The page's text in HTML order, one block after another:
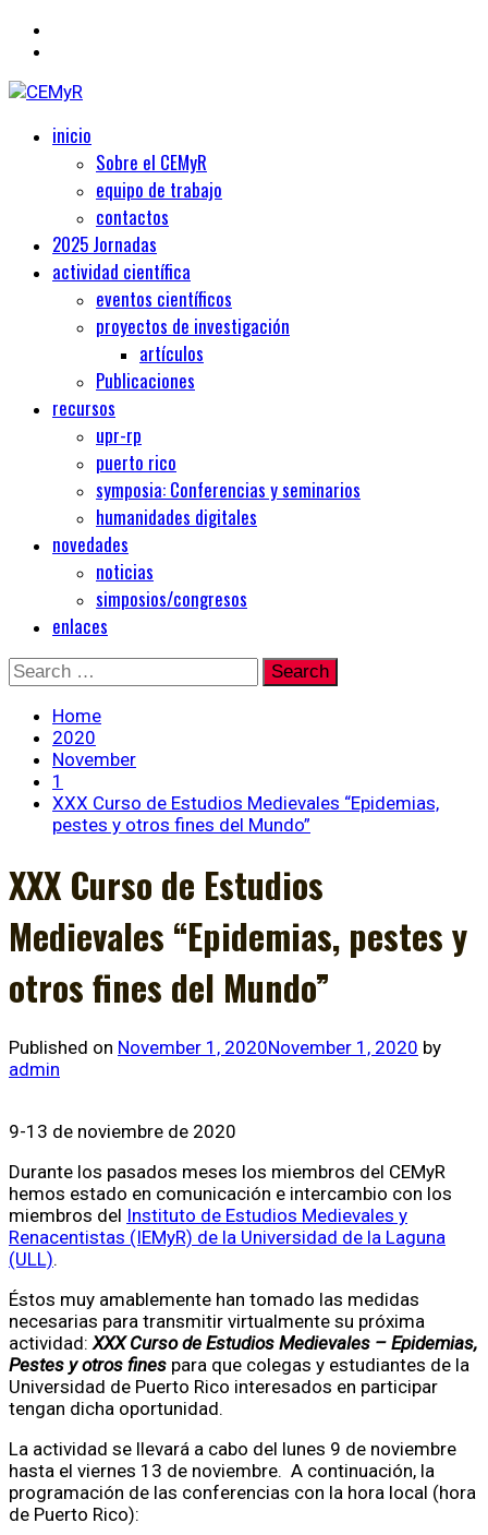
CEMyR
Centro de Estudios Medievales y Renacentistas
Primaryinicio
Sobre el CEMyR
equipo de trabajo
contactos
2025 Jornadas
actividad científica
eventos científicos
proyectos de investigación
artículos
Publicaciones
recursos
upr-rp
puerto rico
symposia: Conferencias y seminarios
humanidades digitales
novedades
noticias
simposios/congresos
enlaces
Skip
to
content
Search
for:
Home
2020
November
1
XXX Curso de Estudios Medievales “Epidemias,
pestes y otros fines del Mundo”
XXX Curso de Estudios
Medievales “Epidemias, pestes y
otros fines del Mundo”
Published on November 1, 2020November 1, 2020 by
admin
9-13 de noviembre de 2020
Durante los pasados meses los miembros del CEMyR
hemos estado en comunicación e intercambio con los
miembros del Instituto de Estudios Medievales y
Renacentistas (IEMyR) de la Universidad de la Laguna
(ULL).
Éstos muy amablemente han tomado las medidas
necesarias para transmitir virtualmente su próxima
actividad: XXX Curso de Estudios Medievales – Epidemias,
Pestes y otros fines para que colegas y estudiantes de la
Universidad de Puerto Rico interesados en participar
tengan dicha oportunidad.
La actividad se llevará a cabo del lunes 9 de noviembre
hasta el viernes 13 de noviembre. A continuación, la
programación de las conferencias con la hora local (hora
de Puerto Rico):